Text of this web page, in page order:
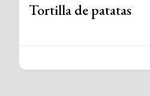
Tortilla de patatas